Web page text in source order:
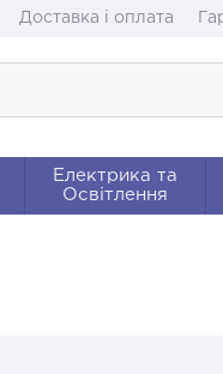
Доставка і оплата
Електрика та
Освітлення